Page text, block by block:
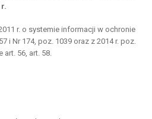
r. o systemie informacji w ochronie
i Nr 174, poz. 1039 oraz z 2014 r. poz.
56, art. 58.